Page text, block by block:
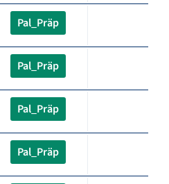
Pal_Präp
Pal_Präp
Pal_Präp
Pal_Präp